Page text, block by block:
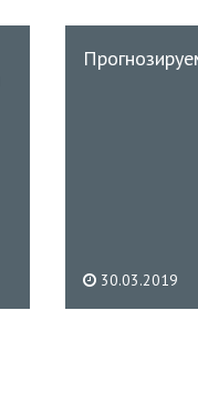
30.03.2019